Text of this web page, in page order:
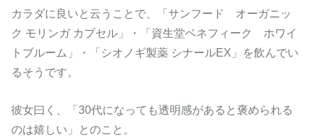
カラダに良いと云うことで、「サンフード オーガニッ
ク モリンガ カプセル」・「資生堂ベネフィーク ホワイ
トブルーム」・「シオノギ製薬 シナールEX」を飲んでい
るそうです。
彼女曰く、「30代になっても透明感があると褒められる
のは嬉しい」とのこと。